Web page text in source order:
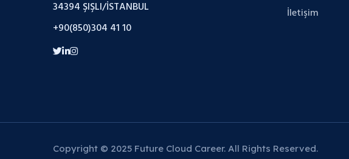
34394 ŞIŞLI/İSTANBUL
+90(850)304 41 10
İletişim
Copyright © 2025 Future Cloud Career. All Rights Reserved.